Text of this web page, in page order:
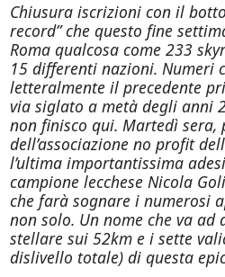
Chiusura iscrizioni con il
record” che questo fine
Roma qualcosa come 233
15 differenti nazioni. Numeri
letteralmente il precedente
via siglato a metà degli anni
non finisco qui. Martedì sera,
dell’associazione no profit
l’ultima importantissima
campione lecchese Nicola
che farà sognare i numerosi
non solo. Un nome che va
stellare sui 52km e i sette
dislivello totale) di questa